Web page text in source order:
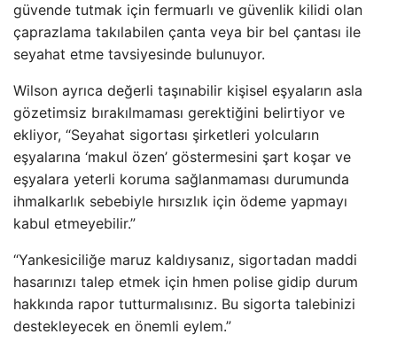
güvende tutmak için fermuarlı ve güvenlik kilidi olan
çaprazlama takılabilen çanta veya bir bel çantası ile
seyahat etme tavsiyesinde bulunuyor.
Wilson ayrıca değerli taşınabilir kişisel eşyaların asla
gözetimsiz bırakılmaması gerektiğini belirtiyor ve
ekliyor, “Seyahat sigortası şirketleri yolcuların
eşyalarına ‘makul özen’ göstermesini şart koşar ve
eşyalara yeterli koruma sağlanmaması durumunda
ihmalkarlık sebebiyle hırsızlık için ödeme yapmayı
kabul etmeyebilir.”
“Yankesiciliğe maruz kaldıysanız, sigortadan maddi
hasarınızı talep etmek için hmen polise gidip durum
hakkında rapor tutturmalısınız. Bu sigorta talebinizi
destekleyecek en önemli eylem.”